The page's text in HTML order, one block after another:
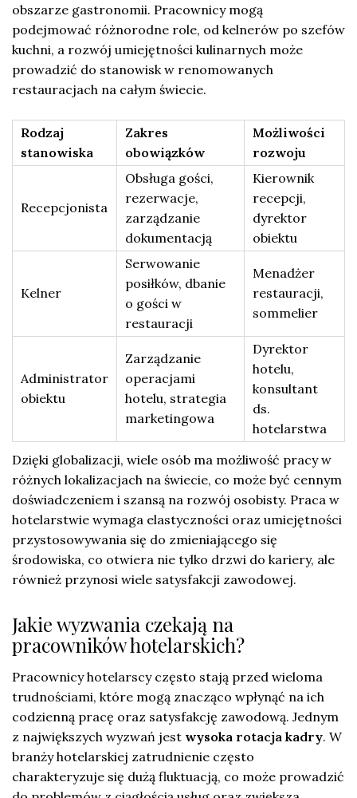
obszarze gastronomii. Pracownicy mogą
podejmować różnorodne role, od kelnerów po szefów
kuchni, a rozwój umiejętności kulinarnych może
prowadzić do stanowisk w renomowanych
restauracjach na całym świecie.
Rodzaj
stanowiska
Zakres
obowiązków
Możliwości
rozwoju
Recepcjonista
Obsługa gości,
rezerwacje,
zarządzanie
dokumentacją
Kierownik
recepcji,
dyrektor
obiektu
Kelner
Serwowanie
posiłków, dbanie
o gości w
restauracji
Menadżer
restauracji,
sommelier
Administrator
obiektu
Zarządzanie
operacjami
hotelu, strategia
marketingowa
Dyrektor
hotelu,
konsultant
ds.
hotelarstwa
Dzięki globalizacji, wiele osób ma możliwość pracy w
różnych lokalizacjach na świecie, co może być cennym
doświadczeniem i szansą na rozwój osobisty. Praca w
hotelarstwie wymaga elastyczności oraz umiejętności
przystosowywania się do zmieniającego się
środowiska, co otwiera nie tylko drzwi do kariery, ale
również przynosi wiele satysfakcji zawodowej.
Jakie wyzwania czekają na
pracowników hotelarskich?
Pracownicy hotelarscy często stają przed wieloma
trudnościami, które mogą znacząco wpłynąć na ich
codzienną pracę oraz satysfakcję zawodową. Jednym
z największych wyzwań jest wysoka rotacja kadry. W
branży hotelarskiej zatrudnienie często
charakteryzuje się dużą fluktuacją, co może prowadzić